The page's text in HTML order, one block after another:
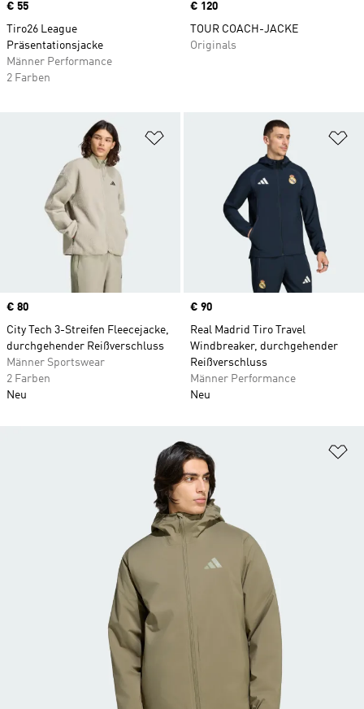
Price
€ 55
Tiro26 League
Präsentationsjacke
Männer Performance
2 Farben
Price
€ 120
TOUR COACH-JACKE
Originals
Zur Wunschliste hinzufügen
Price
€ 80
City Tech 3-Streifen Fleecejacke,
durchgehender Reißverschluss
Männer Sportswear
2 Farben
Neu
Price
€ 90
Real Madrid Tiro Travel
Windbreaker, durchgehender
Reißverschluss
Männer Performance
Neu